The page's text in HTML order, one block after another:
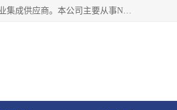
湖州恩斯凯工业技术有限公司位于湖州长兴，公司作为机械零部件以及多个品牌工业零配件专业集成供应商。本公司主要从事NSK进口轴承、SKF进口轴承、FAG进口轴承、NTN进口轴承、国产轴承：ZWZ、HRB、C&U轴承外球面轴承、导轨、丝杠、滑块、 润滑油、工业皮带及其他工业零部件的销售.